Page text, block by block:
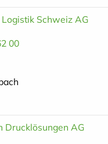
Schweiz AG
00
Drucklösungen AG